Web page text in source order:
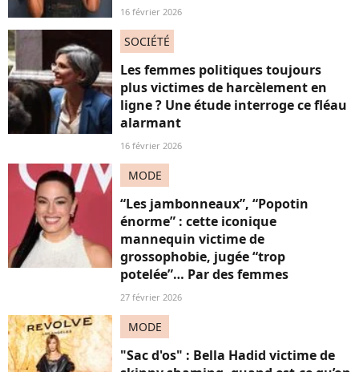
16 février 2026
SOCIÉTÉ
Les femmes politiques toujours
plus victimes de harcèlement en
ligne ? Une étude interroge ce fléau
alarmant
16 février 2026
MODE
“Les jambonneaux”, “Popotin
énorme” : cette iconique
mannequin victime de
grossophobie, jugée “trop
potelée”… Par des femmes
27 février 2026
MODE
"Sac d'os" : Bella Hadid victime de